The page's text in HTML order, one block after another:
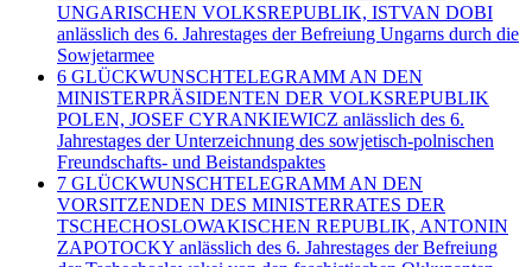
UNGARISCHEN VOLKSREPUBLIK, ISTVAN DOBI
anlässlich des 6. Jahrestages der Befreiung Ungarns durch die
Sowjetarmee
6 GLÜCKWUNSCHTELEGRAMM AN DEN
MINISTERPRÄSIDENTEN DER VOLKSREPUBLIK
POLEN, JOSEF CYRANKIEWICZ anlässlich des 6.
Jahrestages der Unterzeichnung des sowjetisch-polnischen
Freundschafts- und Beistandspaktes
7 GLÜCKWUNSCHTELEGRAMM AN DEN
VORSITZENDEN DES MINISTERRATES DER
TSCHECHOSLOWAKISCHEN REPUBLIK, ANTONIN
ZAPOTOCKY anlässlich des 6. Jahrestages der Befreiung